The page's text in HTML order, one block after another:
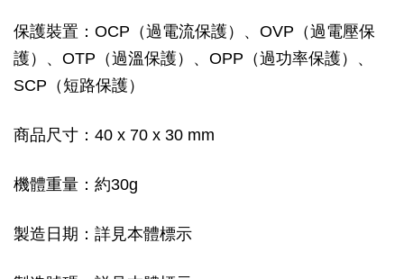
保護裝置：OCP（過電流保護）、OVP（過電壓保
護）、OTP（過溫保護）、OPP（過功率保護）、
SCP（短路保護）
商品尺寸：40 x 70 x 30 mm
機體重量：約30g
製造日期：詳見本體標示